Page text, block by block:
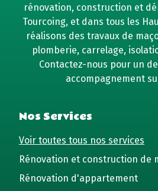
rénovation, construction et
Tourcoing, et dans tous les
réalisons des travaux de
plomberie, carrelage,
Contactez-nous pour un
accompagnement
Nos Services
Voir toutes tous nos services
Rénovation et construction de
Rénovation d'appartement